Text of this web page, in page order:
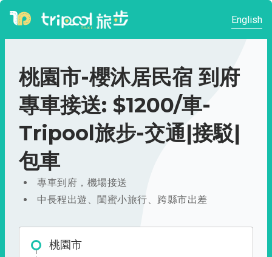
English
桃園市-櫻沐居民宿 到府
專車接送: $1200/車-
Tripool旅步-交通|接駁|
包車
專車到府，機場接送
中長程出遊、閨蜜小旅行、跨縣市出差
桃園市